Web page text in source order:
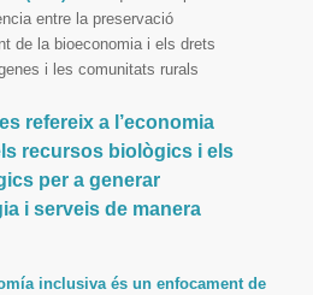
entre la preservació
de la bioeconomia i els drets
i les comunitats rurals
refereix a l’economia
recursos biològics i els
per a generar
i serveis de manera
inclusiva és un enfocament de